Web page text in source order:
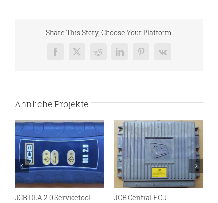
Share This Story, Choose Your Platform!
Facebook
X RedditLinkedInPinterest
Vk
Ähnliche Projekte
JCB DLA 2.0 Servicetool JCB Central ECU